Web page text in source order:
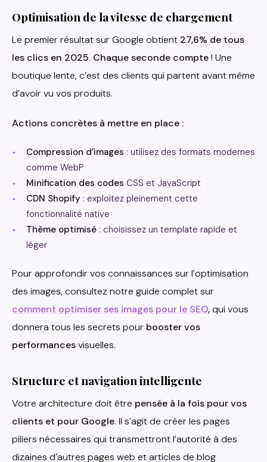
Optimisation de la vitesse de chargement
Le premier résultat sur Google obtient 27,6% de tous
les clics en 2025. Chaque seconde compte! Une
boutique lente, c’est des clients qui partent avant même
d’avoir vu vos produits.
Actions concrètes à mettre en place :
Compression d’images : utilisez des formats modernes
comme WebP
Minification des codes CSS et JavaScript
CDN Shopify : exploitez pleinement cette
fonctionnalité native
Thème optimisé : choisissez un template rapide et
léger
Pour approfondir vos connaissances sur l’optimisation
des images, consultez notre guide complet sur
comment optimiser ses images pour le SEO,qui vous
donnera tous les secrets pour booster vos
performancesvisuelles.
Structure et navigation intelligente
Votre architecture doit être pensée à la fois pour vos
clients et pour Google. Il s’agit de créer les pages
piliers nécessaires qui transmettront l’autorité à des
dizaines d’autres pages web et articles de blog